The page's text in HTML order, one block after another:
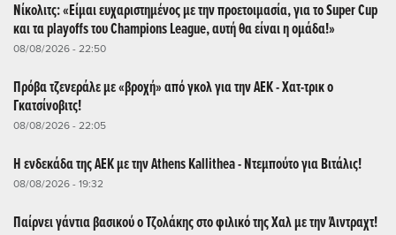
Νίκολιτς: «Είμαι ευχαριστημένος με την προετοιμασία, για το Super Cup
και τα playoffs του Champions League, αυτή θα είναι η ομάδα!»
08/08/2026 - 22:50
Πρόβα τζενεράλε με «βροχή» από γκολ για την ΑΕΚ - Χατ-τρικ ο
Γκατσίνοβιτς!
08/08/2026 - 22:05
Η ενδεκάδα της ΑΕΚ με την Athens Kallithea - Ντεμπούτο για Βιτάλις!
08/08/2026 - 19:32
Παίρνει γάντια βασικού ο Τζολάκης στο φιλικό της Χαλ με την Άιντραχτ!